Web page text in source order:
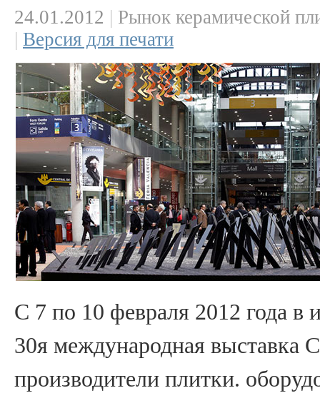
24.01.2012 | Рынок керамической
| Версия для печати
С 7 по 10 февраля 2012 года в
30я международная выставка
производители плитки.